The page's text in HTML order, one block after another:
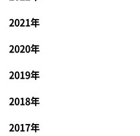
2021年
2020年
2019年
2018年
2017年